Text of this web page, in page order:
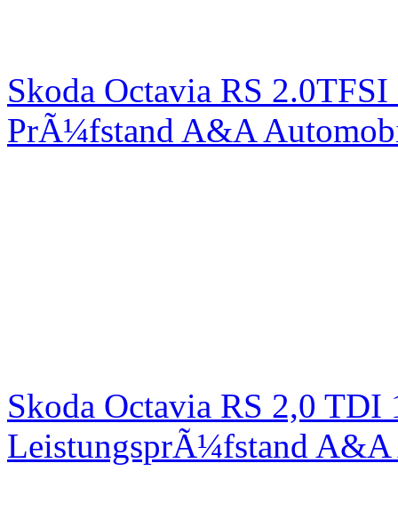
Skoda Octavia RS
PrÃ¼fstand A&A
Skoda Octavia RS 2,0
LeistungsprÃ¼fstand